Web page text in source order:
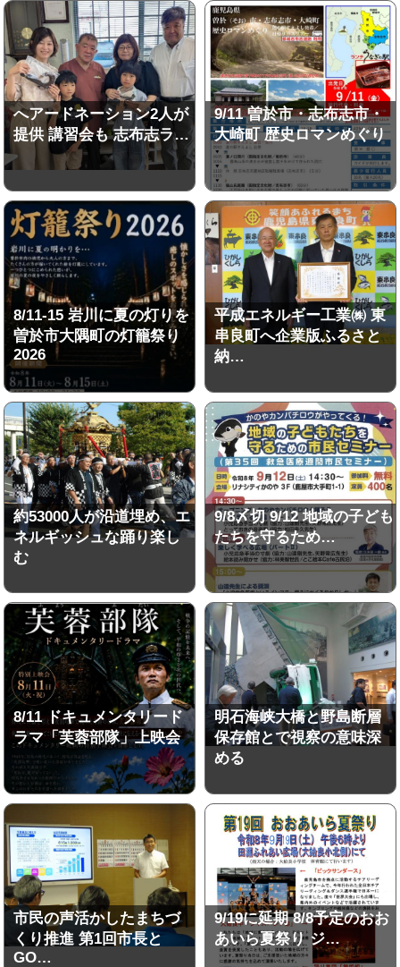
へアードネーション2人が
提供 講習会も 志布志ラ…
9/11 曽於市・志布志市・
大崎町 歴史ロマンめぐり
8/11-15 岩川に夏の灯りを
曽於市大隅町の灯籠祭り
2026
平成エネルギー工業㈱ 東
串良町へ企業版ふるさと
納…
約53000人が沿道埋め、エ
ネルギッシュな踊り楽し
む
9/8〆切 9/12 地域の子ども
たちを守るため…
8/11 ドキュメンタリード
ラマ「芙蓉部隊」上映会
明石海峡大橋と野島断層
保存館とで視察の意味深
める
市民の声活かしたまちづ
くり推進 第1回市長と
GO…
9/19に延期 8/8予定のおお
あいら夏祭り ジ…